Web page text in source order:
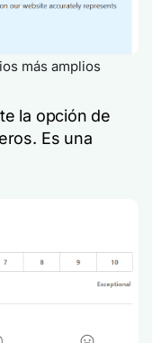
más amplios
la opción de
Es una